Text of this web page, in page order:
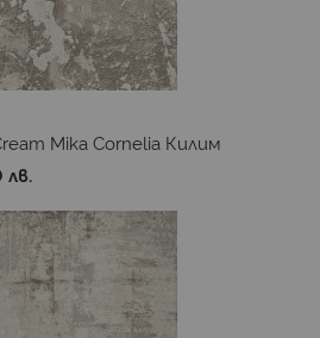
Mika Cornelia Килим
лв.